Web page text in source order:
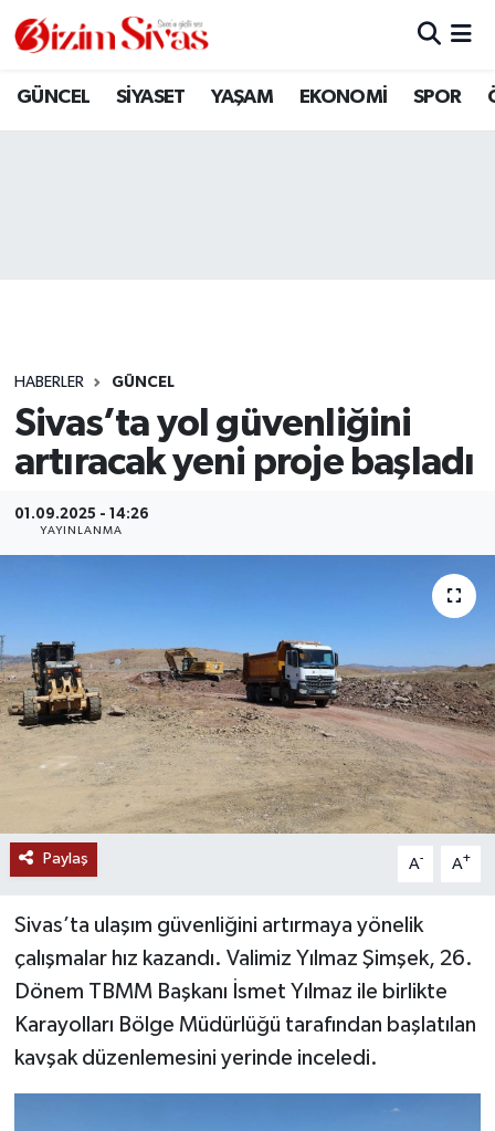
GÜNCEL SİYASET YAŞAM EKONOMİ SPOR
HABERLER GÜNCEL
Sivas’ta yol güvenliğini
artıracak yeni proje başladı
01.09.2025 - 14:26
YAYINLANMA
Paylaş A- A+
Sivas’ta ulaşım güvenliğini artırmaya yönelik
çalışmalar hız kazandı. Valimiz Yılmaz Şimşek, 26.
Dönem TBMM Başkanı İsmet Yılmaz ile birlikte
Karayolları Bölge Müdürlüğü tarafından başlatılan
kavşak düzenlemesini yerinde inceledi.
ARAMIZDAN AYRILANLAR
GÜNCEL
KÜLTÜR
MAGAZİN
RESMİ İLANLAR
SAĞLIK
SİYASET
SOSYAL YARDIMLAR
SPONSORLU YAZI
SPOR
TEKNOLOJİ
YAŞAM
Sivas Nöbetçi Eczaneler
Son Dakika Haberleri
Haber Arşivi